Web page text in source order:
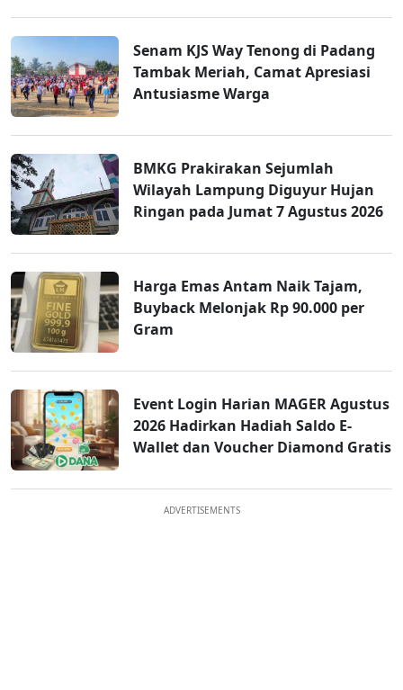
Senam KJS Way Tenong di Padang
Tambak Meriah, Camat Apresiasi
Antusiasme Warga
BMKG Prakirakan Sejumlah
Wilayah Lampung Diguyur Hujan
Ringan pada Jumat 7 Agustus 2026
Harga Emas Antam Naik Tajam,
Buyback Melonjak Rp 90.000 per
Gram
Event Login Harian MAGER Agustus
2026 Hadirkan Hadiah Saldo E-
Wallet dan Voucher Diamond Gratis
ADVERTISEMENTS